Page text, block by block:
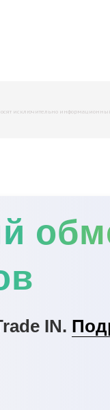
исключительно
IN.